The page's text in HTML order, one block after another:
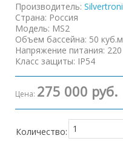
Производитель:
Страна: Россия
Модель: MS2
Объем бассейна: 50 куб.м
Напряжение питания:
Класс защиты: IP54
Цена: 275 000 руб.
Количество: